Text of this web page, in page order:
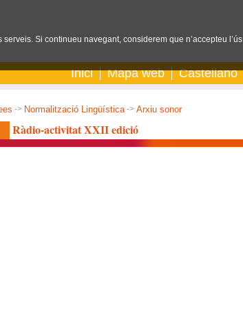
Inici Mapa web Castellano
-> Normalització Lingüística -> Arxiu sonor
Ràdio-activitat XXII edició
Si continueu navegant, considerem que n’accepteu l’ús.